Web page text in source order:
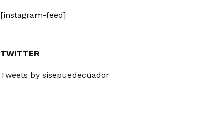
[instagram-feed]
TWITTER
Tweets by sisepuedecuador